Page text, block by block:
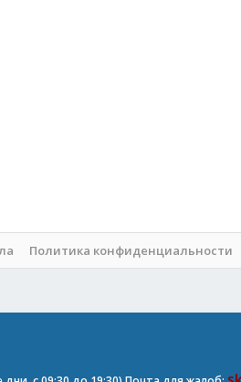
Политика конфиденциальности